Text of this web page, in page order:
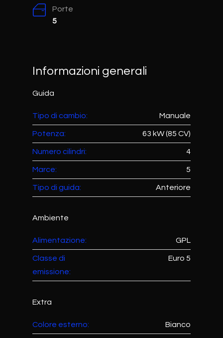
Porte
5
Informazioni generali
Guida
Tipo di cambio: Manuale
Potenza: 63 kW (85 CV)
Numero cilindri: 4
Marce: 5
Tipo di guida: Anteriore
Ambiente
Alimentazione: GPL
Classe di
emissione:
Euro 5
Extra
Colore esterno: Bianco